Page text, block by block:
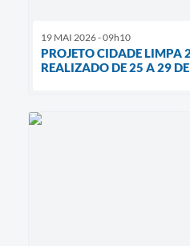
19 MAI 2026 - 09h10
PROJETO CIDADE LIMPA
REALIZADO DE 25 A 29